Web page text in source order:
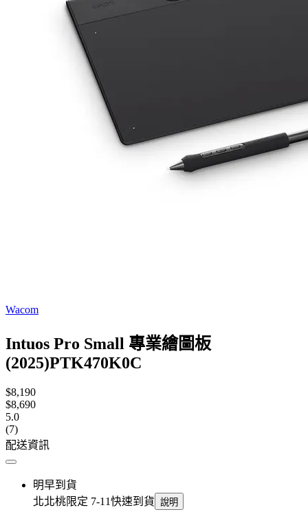
Wacom
Intuos Pro Small 專業繪圖板
(2025)PTK470K0C
$8,190
$8,690
5.0
(7)
配送資訊
明早到貨
北北桃限定 7-11快速到貨 說明